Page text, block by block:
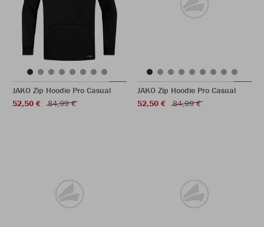
JAKO Zip Hoodie Pro Casual
52,50 €
84,99 €
JAKO Zip Hoodie Pro Casual
52,50 €
84,99 €